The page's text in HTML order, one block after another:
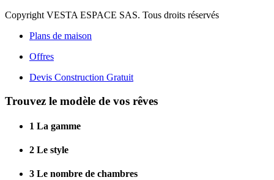
Copyright VESTA ESPACE SAS. Tous droits réservés
Plans de maison
Offres
Devis Construction Gratuit
Trouvez le modèle de vos rêves
1 La gamme
2 Le style
3 Le nombre de chambres